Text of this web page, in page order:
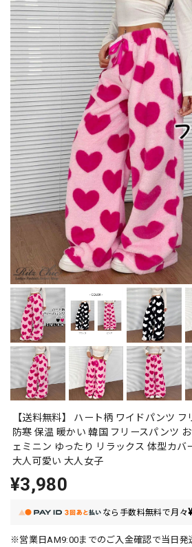
【送料無料】 ハート柄 ワイドパンツ フ
防寒 保温 暖かい 韓国 フリースパンツ
ェミニン ゆったり リラックス 体型カバ
大人可愛い 大人女子
¥3,980
なら 手数料無料で月々
※営業日AM9:00までのご入金確認で当日発